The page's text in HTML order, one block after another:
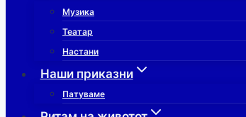
Музика
Театар
Настани
Наши приказни
Патуваме